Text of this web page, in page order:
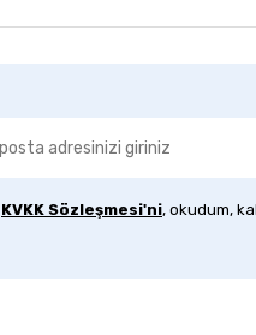
KVKK Sözleşmesi'ni, okudum,